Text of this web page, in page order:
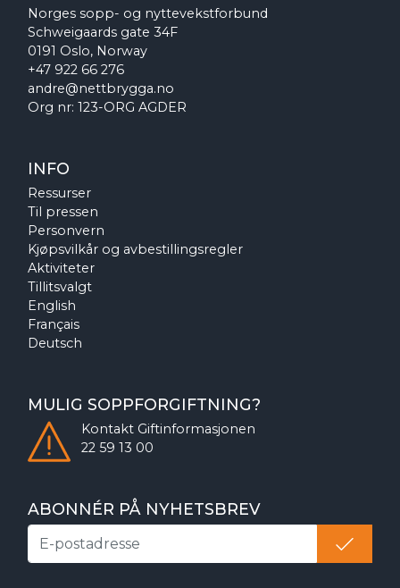
Norges sopp- og nyttevekstforbund
Schweigaards gate 34F
0191 Oslo, Norway
+47 922 66 276
andre@nettbrygga.no
Org nr: 123-ORG AGDER
INFO
Ressurser
Til pressen
Personvern
Kjøpsvilkår og avbestillingsregler
Aktiviteter
Tillitsvalgt
English
Français
Deutsch
MULIG SOPPFORGIFTNING?
Kontakt Giftinformasjonen
22 59 13 00
ABONNÉR PÅ NYHETSBREV